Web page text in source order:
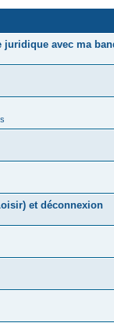
avec ma
et déconnexion